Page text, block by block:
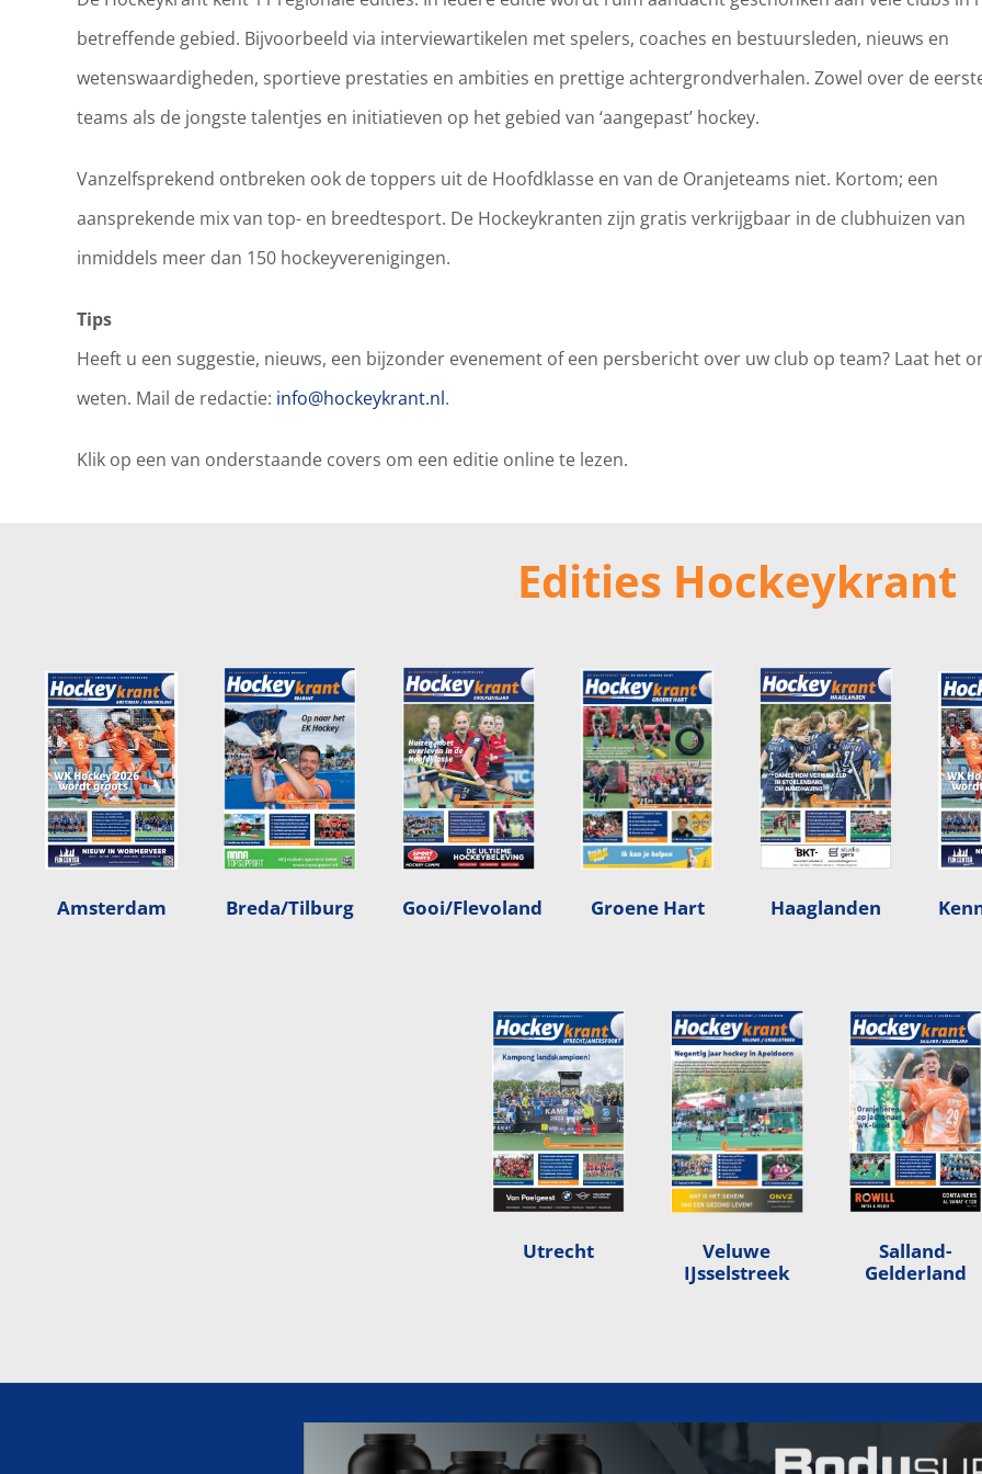
betreffende gebied. Bijvoorbeeld via interviewartikelen met spelers, coaches en bestuursleden, nieuws en
wetenswaardigheden, sportieve prestaties en ambities en prettige achtergrondverhalen. Zowel over de
teams als de jongste talentjes en initiatieven op het gebied van ‘aangepast’ hockey.
Vanzelfsprekend ontbreken ook de toppers uit de Hoofdklasse en van de Oranjeteams niet. Kortom; een
aansprekende mix van top- en breedtesport. De Hockeykranten zijn gratis verkrijgbaar in de clubhuizen van
inmiddels meer dan 150 hockeyverenigingen.
Tips
Heeft u een suggestie, nieuws, een bijzonder evenement of een persbericht over uw club op team? Laat het
weten. Mail de redactie: info@hockeykrant.nl.
Klik op een van onderstaande covers om een editie online te lezen.
Edities Hockeykrant
Amsterdam Breda/Tilburg Gooi/Flevoland Groene Hart Haaglanden
Utrecht
Veluwe
IJsselstreek
Salland-
Gelderland